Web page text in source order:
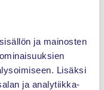
ja mainosten
Lisäksi
ja analytiikka-
sijainnin eri
ja
suunnittelua.